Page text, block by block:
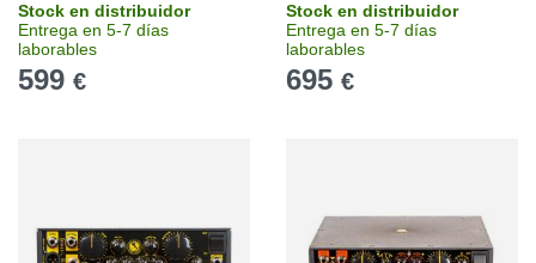
Stock en distribuidor
Entrega en 5-7 días
laborables
599 €
Stock en distribuidor
Entrega en 5-7 días
laborables
695 €